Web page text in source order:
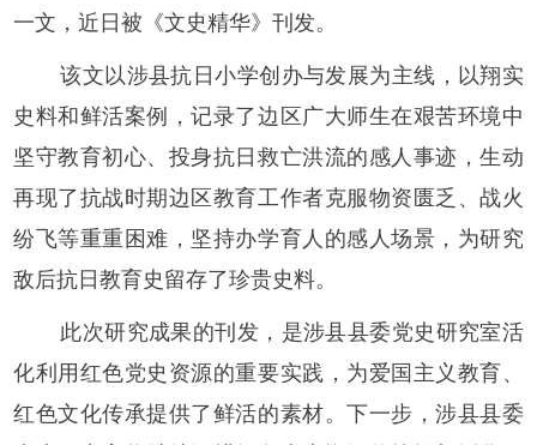
一文，近日被《文史精华》刊发。
该文以涉县抗日小学创办与发展为主线，以翔实
史料和鲜活案例，记录了边区广大师生在艰苦环境中
坚守教育初心、投身抗日救亡洪流的感人事迹，生动
再现了抗战时期边区教育工作者克服物资匮乏、战火
纷飞等重重困难，坚持办学育人的感人场景，为研究
敌后抗日教育史留存了珍贵史料。
此次研究成果的刊发，是涉县县委党史研究室活
化利用红色党史资源的重要实践，为爱国主义教育、
红色文化传承提供了鲜活的素材。下一步，涉县县委